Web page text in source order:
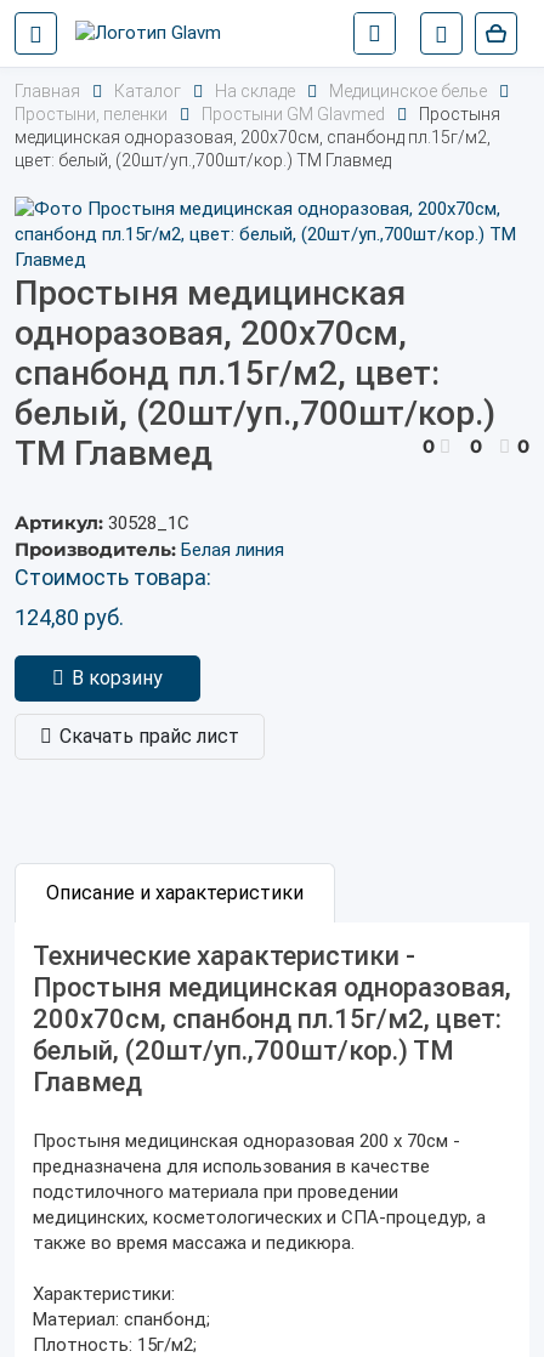
Главная Каталог На складе
Медицинское белье
Простыни, пеленки
Простыни GM Glavmed
Простыня
медицинская одноразовая, 200х70см, спанбонд пл.15г/м2,
цвет: белый, (20шт/уп.,700шт/кор.) ТМ Главмед
Простыня медицинская
одноразовая, 200х70см,
спанбонд пл.15г/м2, цвет:
белый, (20шт/уп.,700шт/кор.)
ТМ Главмед
0 0 0
Артикул: 30528_1С
Производитель: Белая линия
Стоимость товара:
124,80 руб.
В корзину
Скачать прайс лист
Описание и характеристики
Технические характеристики -
Простыня медицинская одноразовая,
200х70см, спанбонд пл.15г/м2, цвет:
белый, (20шт/уп.,700шт/кор.) ТМ
Главмед
Простыня медицинская одноразовая 200 х 70см -
предназначена для использования в качестве
подстилочного материала при проведении
медицинских, косметологических и СПА-процедур, а
также во время массажа и педикюра.
Характеристики:
Материал: спанбонд;
Плотность: 15г/м2;